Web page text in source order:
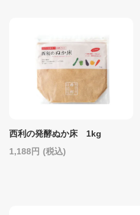
西利の発酵ぬか床 1kg
1,188
(税込)